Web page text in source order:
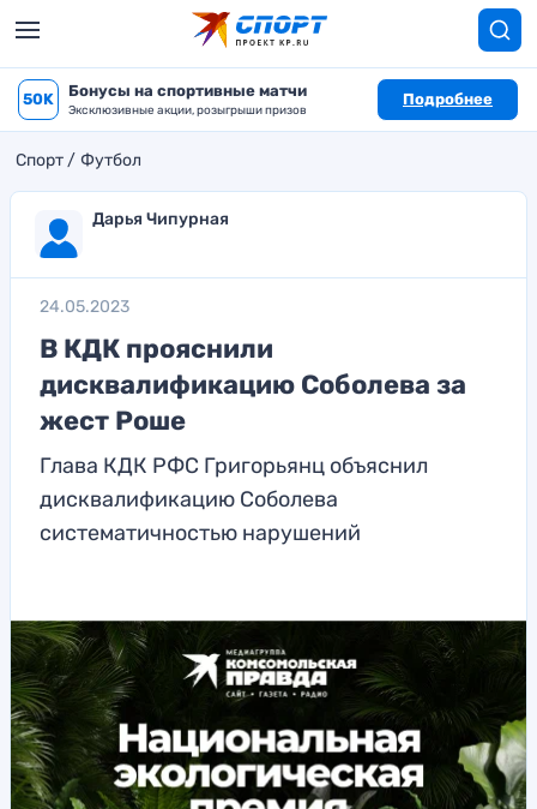
50K Бонусы на спортивные матчи
Эксклюзивные акции, розыгрыши призов
Подробнее
Спорт Футбол
Дарья Чипурная
24.05.2023
В КДК прояснили
дисквалификацию Соболева за
жест Роше
Глава КДК РФС Григорьянц объяснил
дисквалификацию Соболева
систематичностью нарушений